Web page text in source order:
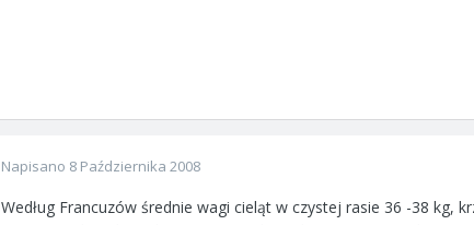
Napisano 8 Października 2008
Według Francuzów średnie wagi cieląt w czystej rasie 36 -38 kg,